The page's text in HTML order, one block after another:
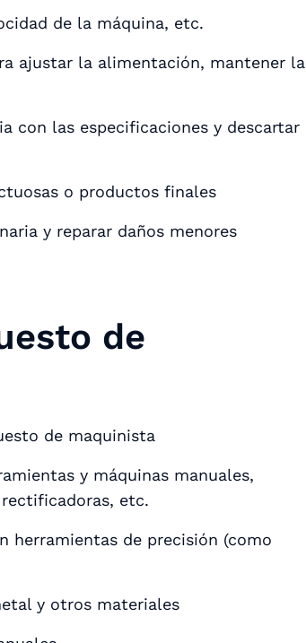
de la máquina, etc.
ajustar la alimentación, mantener la
con las especificaciones y descartar
o productos finales
y reparar daños menores
de
de maquinista
y máquinas manuales,
etc.
herramientas de precisión (como
y otros materiales